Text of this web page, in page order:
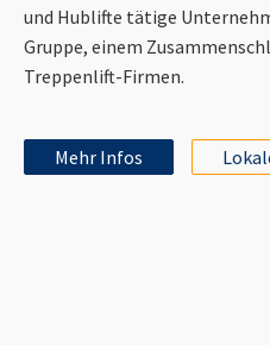
und Hublifte tätige
Gruppe, einem
Treppenlift-Firmen.
Mehr Infos